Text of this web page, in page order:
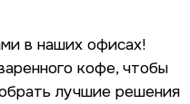
в наших офисах!
кофе, чтобы
лучшие решения